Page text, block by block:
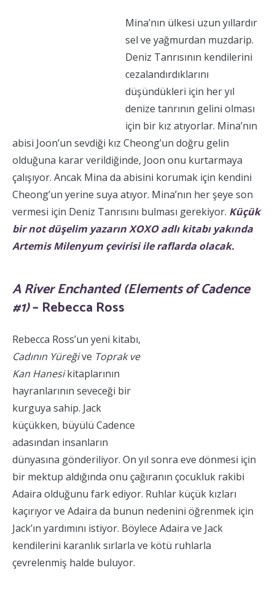
Mina’nın ülkesi uzun yıllardır
sel ve yağmurdan muzdarip.
Deniz Tanrısının kendilerini
cezalandırdıklarını
düşündükleri için her yıl
denize tanrının gelini olması
için bir kız atıyorlar. Mina’nın
abisi Joon’un sevdiği kız Cheong’un doğru gelin
olduğuna karar verildiğinde, Joon onu kurtarmaya
çalışıyor. Ancak Mina da abisini korumak için kendini
Cheong’un yerine suya atıyor. Mina’nın her şeye son
vermesi için Deniz Tanrısını bulması gerekiyor. Küçük
bir not düşelim yazarın XOXO adlı kitabı yakında
Artemis Milenyum çevirisi ile raflarda olacak.
A River Enchanted (Elements of Cadence
#1)– Rebecca Ross
Rebecca Ross’un yeni kitabı,
Cadının Yüreğive Toprak ve
Kan Hanesikitaplarının
hayranlarının seveceği bir
kurguya sahip. Jack
küçükken, büyülü Cadence
adasından insanların
dünyasına gönderiliyor. On yıl sonra eve dönmesi için
bir mektup aldığında onu çağıranın çocukluk rakibi
Adaira olduğunu fark ediyor. Ruhlar küçük kızları
kaçırıyor ve Adaira da bunun nedenini öğrenmek için
Jack’ın yardımını istiyor. Böylece Adaira ve Jack
kendilerini karanlık sırlarla ve kötü ruhlarla
çevrelenmiş halde buluyor.